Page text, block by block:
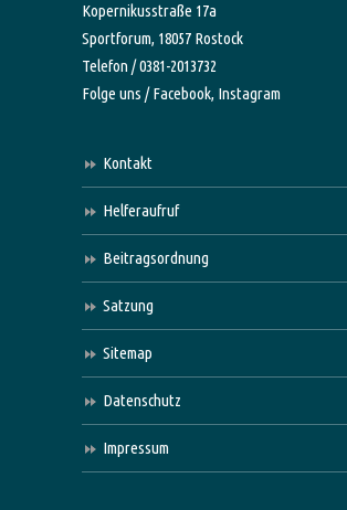
Kopernikusstraße 17a
Sportforum, 18057 Rostock
Telefon / 0381-2013732
Folge uns /Facebook, Instagram
Kontakt
Helferaufruf
Beitragsordnung
Satzung
Sitemap
Datenschutz
Impressum